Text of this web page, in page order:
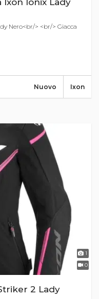
Ixon Ionix Lady
Nero<br/> <br/> Giacca
Ixon
Nuovo
1
0
2 Lady